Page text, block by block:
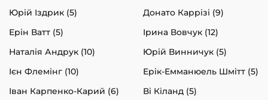
Юрій Іздрик (5)
Донато Каррізі (9)
Ерін Ватт (5)
Ірина Вовчук (12)
Наталія Андрук (10)
Юрій Винничук (5)
Ієн Флемінг (10)
Ерік-Емманюель Шмітт (5)
Іван Карпенко-Карий (6)
Ві Кіланд (5)